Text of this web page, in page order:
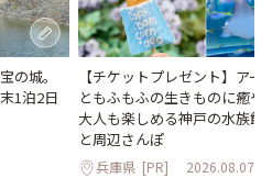
の城。
1泊2日
【チケットプレゼント】アー
ともふもふの生きものに癒
大人も楽しめる神戸の水族館
と周辺さんぽ
兵庫県 [PR] 2026.08.07